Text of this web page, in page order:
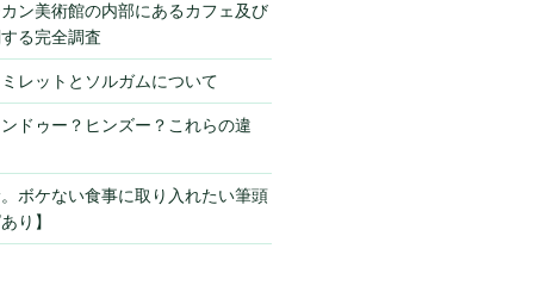
カン美術館の内部にあるカフェ及び
る完全調査
ミレットとソルガムについて
ドゥー？ヒンズー？これらの違
ボケない食事に取り入れたい筆頭
り】